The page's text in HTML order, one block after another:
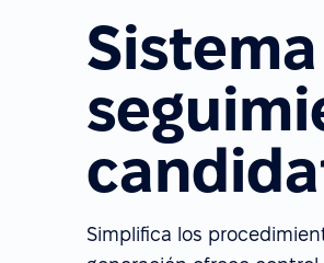
Simplifica los